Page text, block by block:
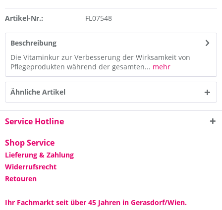
Artikel-Nr.: FL07548
Beschreibung
Die Vitaminkur zur Verbesserung der Wirksamkeit von
Pflegeprodukten während der gesamten... mehr
Ähnliche Artikel
Service Hotline
Shop Service
Lieferung & Zahlung
Widerrufsrecht
Retouren
Ihr Fachmarkt seit über 45 Jahren in Gerasdorf/Wien.